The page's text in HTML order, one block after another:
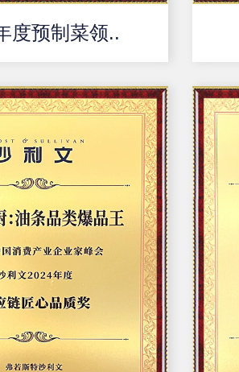
度预制菜领..